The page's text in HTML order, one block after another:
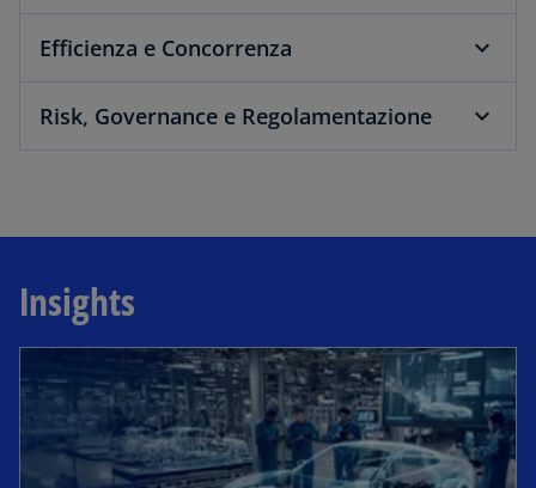
Efficienza e Concorrenza
Risk, Governance e Regolamentazione
Insights